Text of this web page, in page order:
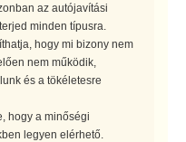
az autójavítási
minden típusra.
hogy mi bizony nem
nem működik,
és a tökéletesre
hogy a minőségi
legyen elérhető.